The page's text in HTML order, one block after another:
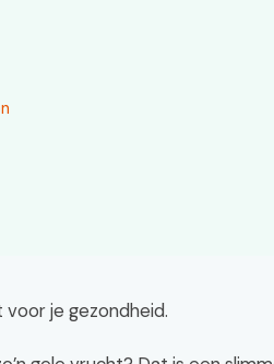
voor je gezondheid.